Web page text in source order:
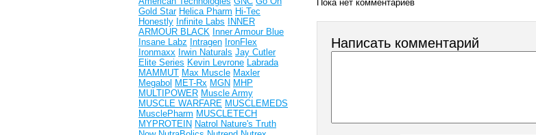
Пока нет комментариев
Написать комментарий
Gold Star Helica Pharm Hi-Tec
Honestly Infinite Labs
INNER
ARMOUR BLACK Inner Armour Blue
Insane Labz Intragen IronFlex
Ironmaxx Irwin Naturals Jay Cutler
Elite Series Kevin Levrone Labrada
MAMMUT Max Muscle Maxler
Megabol MET-Rx MGN MHP
MULTIPOWER Muscle Army
MUSCLE WARFARE MUSCLEMEDS
MusclePharm MUSCLETECH
MYPROTEIN Natrol Nature's Truth